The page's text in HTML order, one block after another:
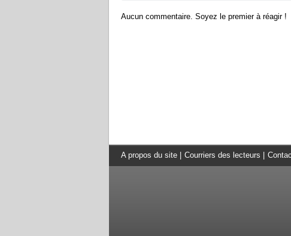
Aucun commentaire. Soyez le premier à réagir !
A propos du site Courriers des lecteurs